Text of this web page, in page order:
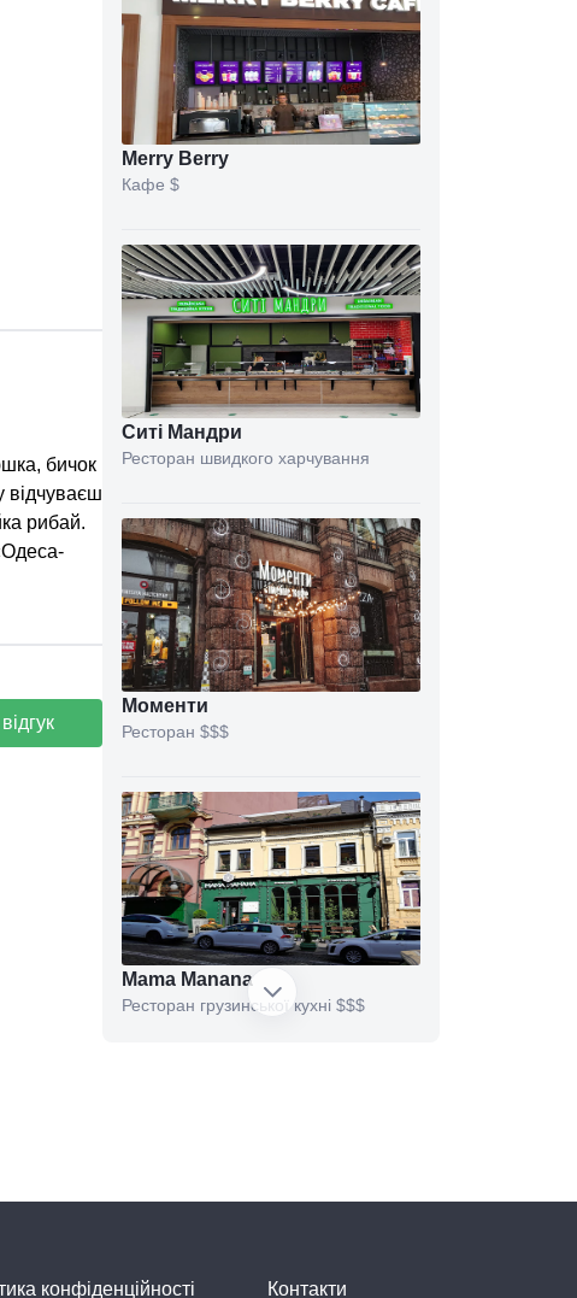
бичок
відчуваєш
рибай.
Merry Berry
Кафе $
Ситі Мандри
Ресторан швидкого харчування
Моменти
Ресторан $$$
Mama Manana
Ресторан грузинської кухні $$$
Ресторан
конфіденційності Контакти